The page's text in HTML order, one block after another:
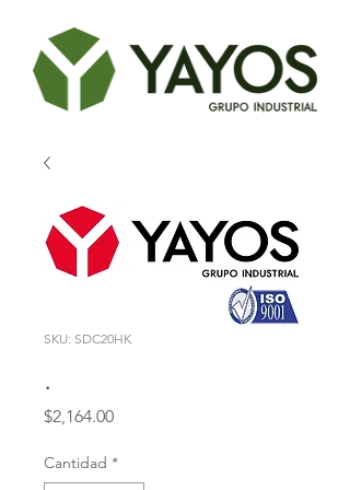
SKU: SDC20HK
.
$2,164.00Precio
Cantidad *